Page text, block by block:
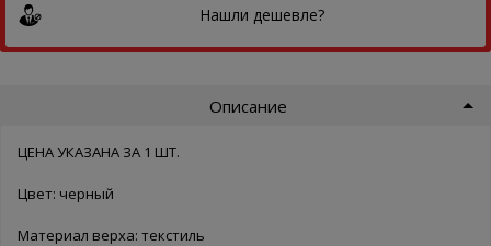
Нашли дешевле?
Описание
ЦЕНА УКАЗАНА ЗА 1 ШТ.
Цвет: черный
Материал верха: текстиль